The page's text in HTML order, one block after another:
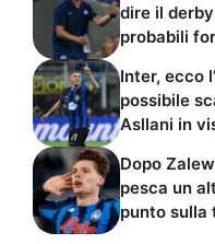
dire il
probabili
Inter, ecco
possibile
Asllani in
Dopo
pesca un
punto